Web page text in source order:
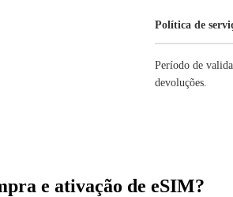
Política de
Período de
devoluções.
e ativação de eSIM?